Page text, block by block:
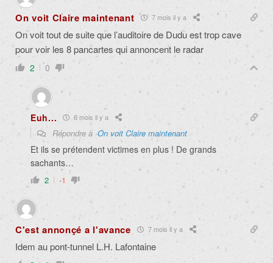
On voit Claire maintenant 7 mois il y a
On voit tout de suite que l’auditoire de Dudu est trop cave
pour voir les 8 pancartes qui annoncent le radar
2 0
Euh... 6 mois il y a
Répondre àOn voit Claire maintenant
Et ils se prétendent victimes en plus ! De grands
sachants…
2 -1
C'est annonçé a l'avance 7 mois il y a
Idem au pont-tunnel L.H. Lafontaine